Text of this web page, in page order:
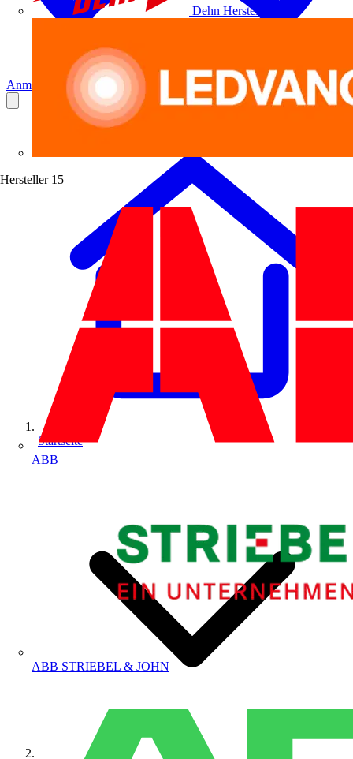
Dehn Hersteller
Hersteller 15
ABB
ABB STRIEBEL & JOHN
Anmelden Registrierung
Startseite